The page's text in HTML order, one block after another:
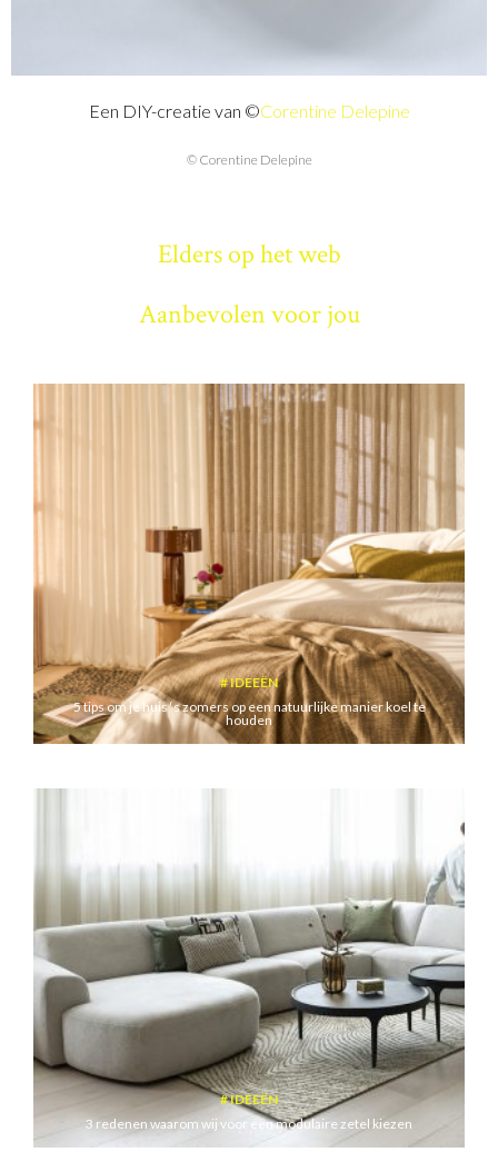
Een DIY-creatie van ©Corentine Delepine
© Corentine Delepine
Elders op het web
Aanbevolen voor jou
IDEEËN
5 tips om je huis ‘s zomers op een natuurlijke manier koel te
houden
IDEEËN
3 redenen waarom wij voor een modulaire zetel kiezen